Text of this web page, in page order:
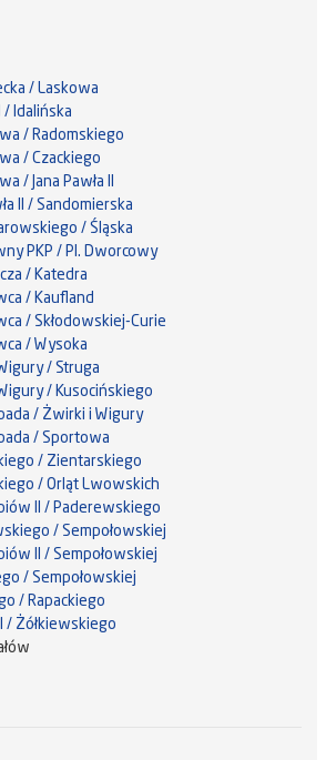
/ Laskowa
/ Idalińska
/ Radomskiego
/ Czackiego
/ Jana Pawła II
II / Sandomierska
/ Śląska
PKP / Pl. Dworcowy
/ Katedra
/ Kaufland
/ Skłodowskiej-Curie
/ Wysoka
/ Struga
/ Kusocińskiego
/ Żwirki i Wigury
/ Sportowa
/ Zientarskiego
/ Orląt Lwowskich
II / Paderewskiego
/ Sempołowskiej
II / Sempołowskiej
/ Sempołowskiej
/ Rapackiego
/ Żółkiewskiego